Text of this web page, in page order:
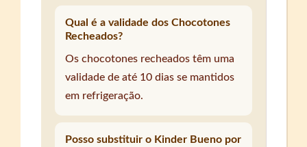
Qual é a validade dos Chocotones
Recheados?
Os chocotones recheados têm uma
validade de até 10 dias se mantidos
em refrigeração.
Posso substituir o Kinder Bueno por